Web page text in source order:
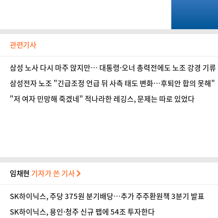
관련기사
삼성 노사 다시 마주 앉지만… 대통령·오너 총력전에도 노조 강경 기류
삼성전자 노조 "긴급조정 언급 뒤 사측 태도 변화…후퇴안 합의 못해"
"저 여자 민망해 죽겠네" 적나라한 레깅스, 문제는 따로 있었다
임채현 기자가 쓴 기사
SK하이닉스, 주당 375원 분기배당…추가 주주환원책 3분기 발표
SK하이닉스, 용인·청주 신규 팹에 54조 투자한다